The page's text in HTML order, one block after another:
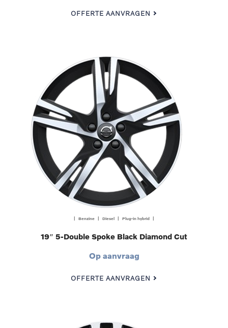
OFFERTE AANVRAGEN
| Benzine | Diesel | Plug-in hybrid |
19″ 5-Double Spoke Black Diamond Cut
Op aanvraag
OFFERTE AANVRAGEN